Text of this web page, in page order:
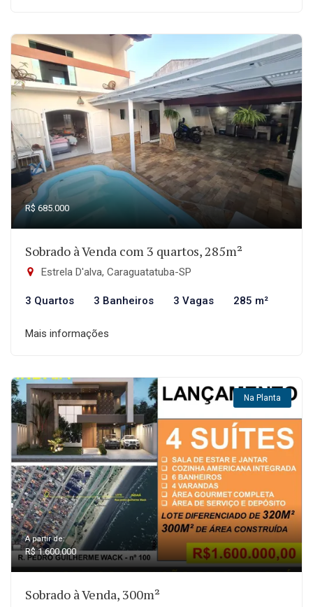
R$ 685.000
Sobrado à Venda com 3 quartos, 285m²
Estrela D'alva, Caraguatatuba-SP
3 Quartos 3 Banheiros 3 Vagas 285 m²
Mais informações
Na Planta
A partir de:
R$ 1.600.000
Sobrado à Venda, 300m²